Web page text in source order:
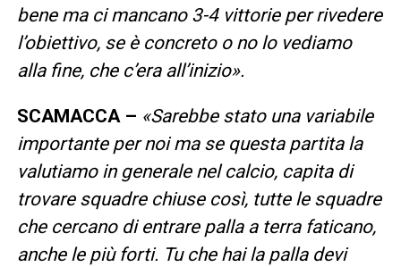
bene ma ci mancano 3-4 vittorie per rivedere
l’obiettivo, se è concreto o no lo vediamo
alla fine, che c’era all’inizio».
SCAMACCA – «Sarebbe stato una variabile
importante per noi ma se questa partita la
valutiamo in generale nel calcio, capita di
trovare squadre chiuse così, tutte le squadre
che cercano di entrare palla a terra faticano,
anche le più forti. Tu che hai la palla devi